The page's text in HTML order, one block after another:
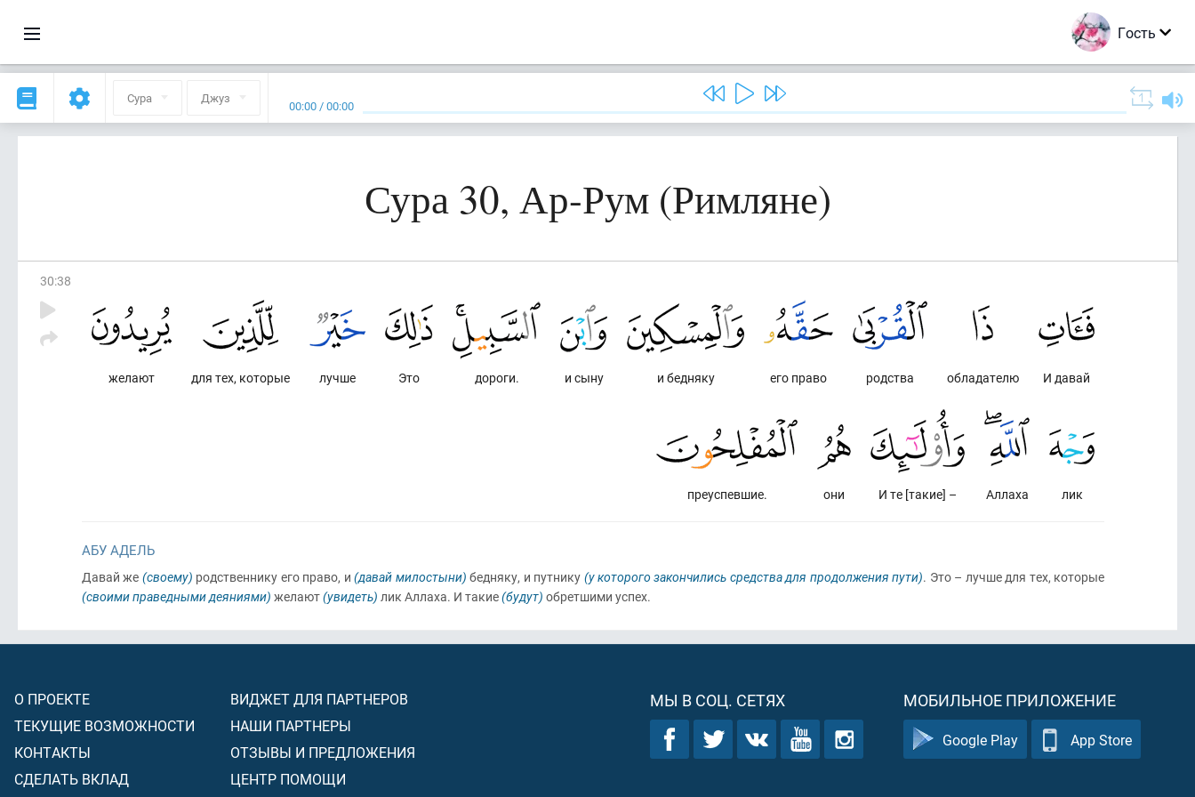
Гость
Сура Джуз 00:00 /00:00
Сура 30, Ар-Рум (Римляне)
30:38
И давай
обладателю
родства
его право
и бедняку
и сыну
дороги.
Это
лучше
для тех, которые
желают
лик
Аллаха
И те [такие] –
они
преуспевшие.
АБУ АДЕЛЬ
Давай же (своему) родственнику его право, и(давай милостыни) бедняку, и путнику (у которого закончились средства для продолжения пути). Это – лучше для тех, которые
(своими праведными деяниями) желают(увидеть) лик Аллаха. И такие(будут) обретшими успех.
О ПРОЕКТЕ
ТЕКУЩИЕ ВОЗМОЖНОСТИ
КОНТАКТЫ
СДЕЛАТЬ ВКЛАД
ВИДЖЕТ ДЛЯ ПАРТНЕРОВ
НАШИ ПАРТНЕРЫ
ОТЗЫВЫ И ПРЕДЛОЖЕНИЯ
ЦЕНТР ПОМОЩИ
МЫ В СОЦ. СЕТЯХ МОБИЛЬНОЕ ПРИЛОЖЕНИЕ
Google Play App Store